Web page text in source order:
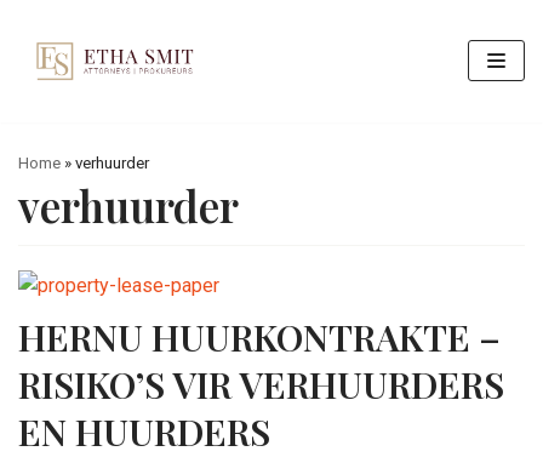
Skip
Home » verhuurder
verhuurder
HERNU HUURKONTRAKTE –
RISIKO’S VIR VERHUURDERS
EN HUURDERS